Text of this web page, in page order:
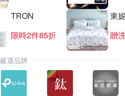
TRON
限時2件85折
東
贈
嚴選品牌